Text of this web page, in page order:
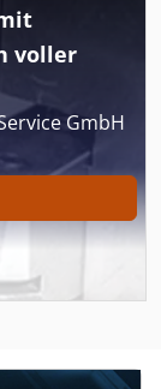
voller
GmbH